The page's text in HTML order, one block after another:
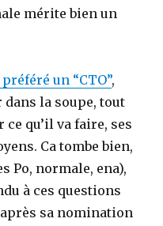
mérite bien un
un “CTO”,
dans la soupe, tout
qu’il va faire, ses
Ca tombe bien,
Po, normale, ena),
à ces questions
sa nomination